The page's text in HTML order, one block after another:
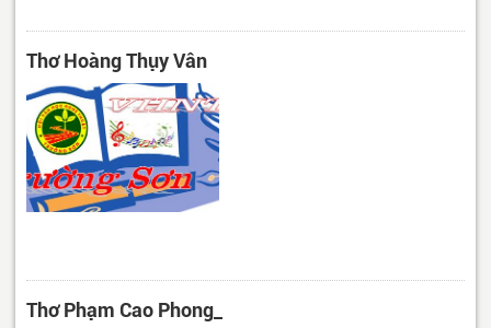
Thơ Hoàng Thụy Vân
Thơ Phạm Cao Phong_